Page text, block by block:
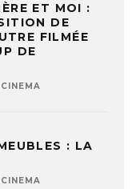
ET MOI :
DE
FILMÉE
DE
: LA